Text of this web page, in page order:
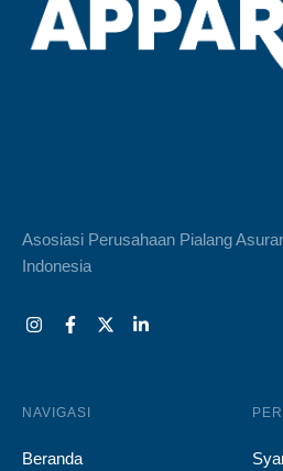
Asosiasi Perusahaan Pialang
Indonesia
NAVIGASI
Beranda